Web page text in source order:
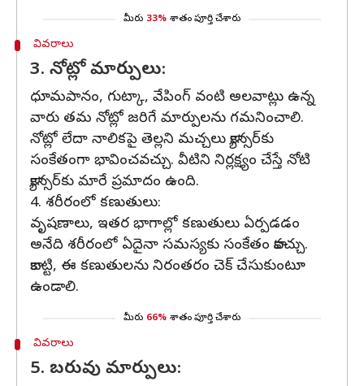
మీరు 33% శాతం పూర్తి చేశారు
వివరాలు
3. నోట్లో మార్పులు:
ధూమపానం, గుట్కా, వేపింగ్ వంటి అలవాట్లు ఉన్న
వారు తమ నోట్లో జరిగే మార్పులను గమనించాలి.
నోట్లో లేదా నాలికపై తెల్లని మచ్చలు క్యాన్సర్‌కు
సంకేతంగా భావించవచ్చు. వీటిని నిర్లక్ష్యం చేస్తే నోటి
క్యాన్సర్‌కు మారే ప్రమాదం ఉంది.
4. శరీరంలో కణుతులు:
వృషణాలు, ఇతర భాగాల్లో కణుతులు ఏర్పడడం
అనేది శరీరంలో ఏదైనా సమస్యకు సంకేతం కావచ్చు.
కాబట్టి, ఈ కణుతులను నిరంతరం చెక్ చేసుకుంటూ
ఉండాలి.
మీరు 66% శాతం పూర్తి చేశారు
వివరాలు
5. బరువు మార్పులు: